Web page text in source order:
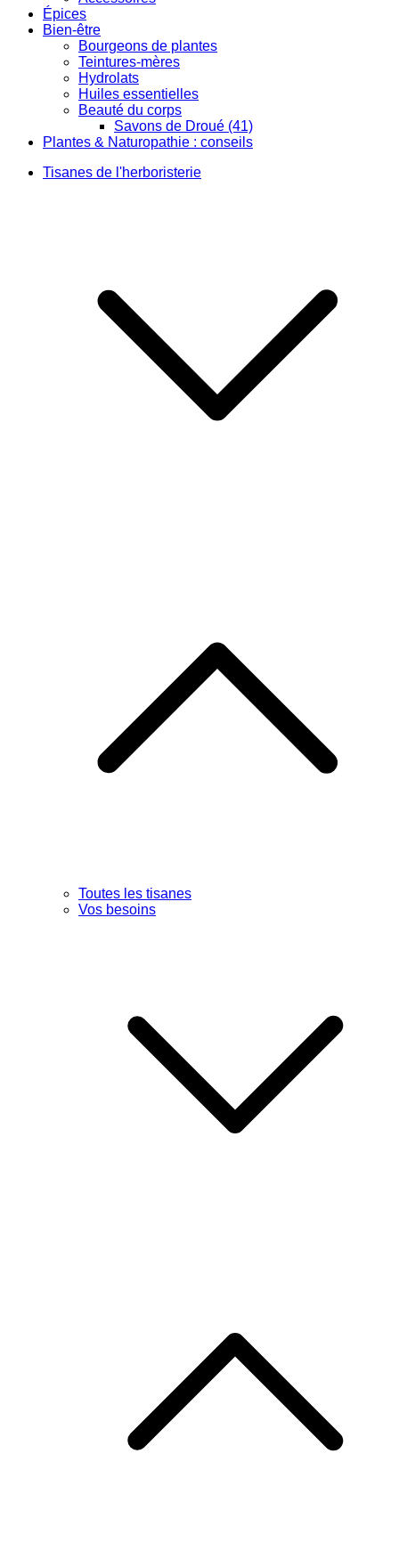
Épices
Bien-être
Bourgeons de plantes
Teintures-mères
Hydrolats
Huiles essentielles
Beauté du corps
Savons de Droué (41)
Plantes & Naturopathie : conseils
Tisanes de l'herboristerie
Toutes les tisanes
Vos besoins